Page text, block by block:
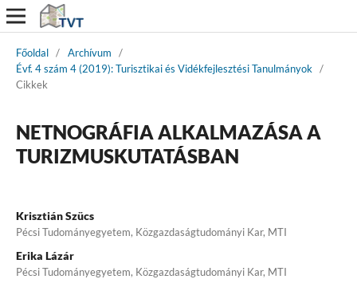
Főoldal / Archívum
/
Évf. 4 szám 4 (2019): Turisztikai és Vidékfejlesztési Tanulmányok /
Cikkek
NETNOGRÁFIA ALKALMAZÁSA A
TURIZMUSKUTATÁSBAN
Krisztián Szücs
Pécsi Tudományegyetem, Közgazdaságtudományi Kar, MTI
Erika Lázár
Pécsi Tudományegyetem, Közgazdaságtudományi Kar, MTI